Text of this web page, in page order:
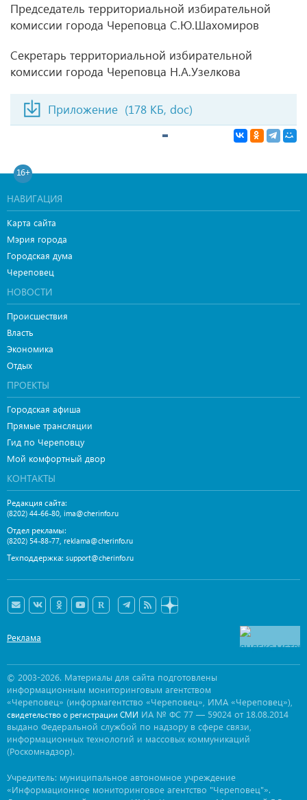
Председатель территориальной избирательной
комиссии города Череповца С.Ю.Шахомиров
Секретарь территориальной избирательной
комиссии города Череповца Н.А.Узелкова
Приложение (178 КБ, doc)
16+
НАВИГАЦИЯ
Карта сайта
Мэрия города
Городская дума
Череповец
НОВОСТИ
Происшествия
Власть
Экономика
Отдых
ПРОЕКТЫ
Городская афиша
Прямые трансляции
Гид по Череповцу
Мой комфортный двор
КОНТАКТЫ
Редакция сайта:
(8202) 44-66-80, ima@cherinfo.ru
Отдел рекламы:
(8202) 54-88-77, reklama@cherinfo.ru
Техподдержка: support@cherinfo.ru
Реклама
© 2003-2026. Материалы для сайта подготовлены
информационным мониторинговым агентством
«Череповец» (информагентство «Череповец», ИМА «Череповец»),
свидетельство о регистрации СМИ ИА № ФС 77 — 59024 от 18.08.2014
выдано Федеральной службой по надзору в сфере связи,
информационных технологий и массовых коммуникаций
(Роскомнадзор).
Учредитель: муниципальное автономное учреждение
«Информационное мониторинговое агентство "Череповец"».